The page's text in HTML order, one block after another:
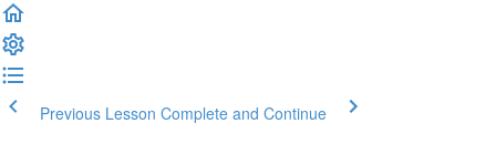
Previous Lesson Complete and Continue